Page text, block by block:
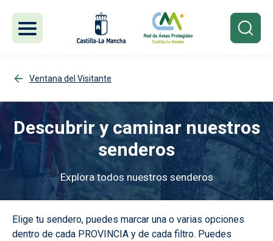
Ventana del Visitante
Descubrir y caminar nuestros
senderos
Explora todos nuestros senderos
Elige tu sendero, puedes marcar una o varias opciones
dentro de cada PROVINCIA y de cada filtro. Puedes